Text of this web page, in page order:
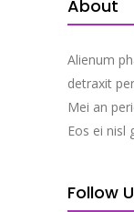
About
Alienum
detraxit
Mei an
Eos ei nisl
Follow